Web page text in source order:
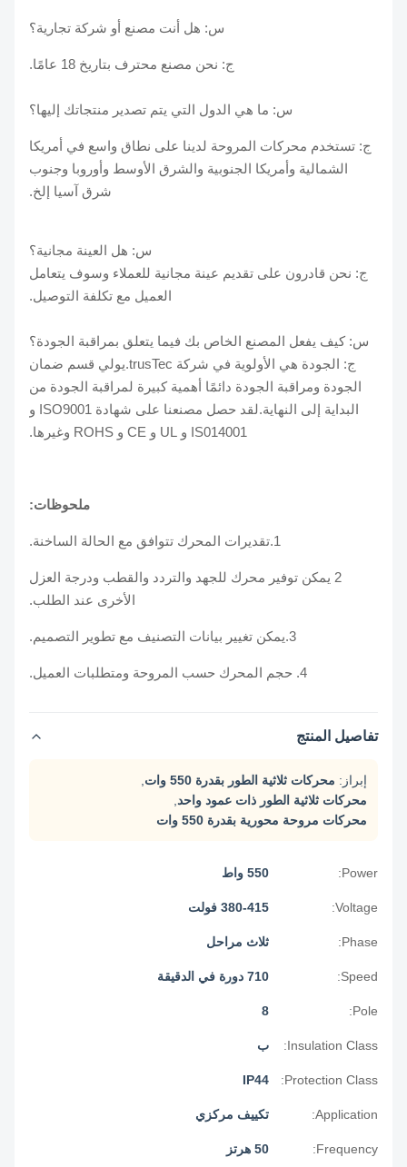
س: هل أنت مصنع أو شركة تجارية؟
ج: نحن مصنع محترف بتاريخ 18 عامًا.
س: ما هي الدول التي يتم تصدير منتجاتك إليها؟
ج: تستخدم محركات المروحة لدينا على نطاق واسع في أمريكا
الشمالية وأمريكا الجنوبية والشرق الأوسط وأوروبا وجنوب
شرق آسيا إلخ.
س: هل العينة مجانية؟
ج: نحن قادرون على تقديم عينة مجانية للعملاء وسوف يتعامل
العميل مع تكلفة التوصيل.
س: كيف يفعل المصنع الخاص بك فيما يتعلق بمراقبة الجودة؟
ج: الجودة هي الأولوية في شركة trusTec.يولي قسم ضمان
الجودة ومراقبة الجودة دائمًا أهمية كبيرة لمراقبة الجودة من
البداية إلى النهاية.لقد حصل مصنعنا على شهادة ISO9001 و
IS014001 و UL و CE و ROHS وغيرها.
ملحوظات:
2 يمكن توفير محرك للجهد والتردد والقطب ودرجة العزل
الأخرى عند الطلب.
تفاصيل المنتج
محركات ثلاثية الطور بقدرة 550 وات
,
محركات ثلاثية الطور ذات عمود واحد,
محركات مروحة محورية بقدرة 550 وات
Power:
Voltage: 380-415 فولت
Phase: ثلاث مراحل
Speed:
Insulation Class: ب
Protection Class:
IP44
Application: تكييف مركزي
Frequency: